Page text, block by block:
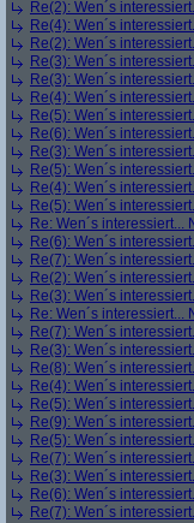
Re(2): Wen´s
Re(4): Wen´s
Re(2): Wen´s
Re(3): Wen´s
Re(3): Wen´s
Re(4): Wen´s
Re(5): Wen´s
Re(6): Wen´s
Re(3): Wen´s
Re(5): Wen´s
Re(4): Wen´s
Re(5): Wen´s
Re: Wen´s interessiert...
Re(6): Wen´s
Re(7): Wen´s
Re(2): Wen´s
Re(3): Wen´s
Re: Wen´s interessiert...
Re(7): Wen´s
Re(3): Wen´s
Re(8): Wen´s
Re(4): Wen´s
Re(5): Wen´s
Re(9): Wen´s
Re(5): Wen´s
Re(7): Wen´s
Re(3): Wen´s
Re(6): Wen´s
Re(7): Wen´s